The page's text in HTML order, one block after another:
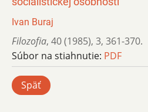
Ivan Buraj
Filozofia, 40 (1985), 3, 361-370.
Súbor na stiahnutie: PDF
Späť